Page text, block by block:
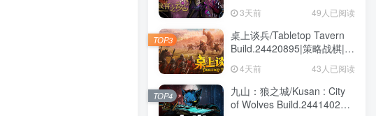
3天前 49人已阅读
桌上谈兵/Tabletop Tavern
Build.24420895|策略战棋|容
量5.9GB|免安装绿色中文版
4天前 43人已阅读
TOP3
九山：狼之城/Kusan : City
of Wolves Build.24414028|
TOP4